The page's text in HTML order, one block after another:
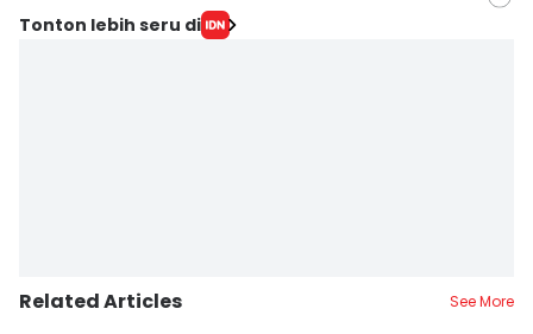
Editor
Tonton lebih seru di
Related Articles See More